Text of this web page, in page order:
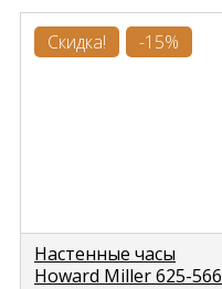
Скидка! -15%
Настенные часы
Howard Miller 625-566